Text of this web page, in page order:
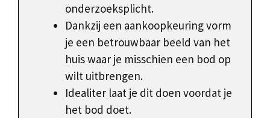
onderzoeksplicht.
Dankzij een aankoopkeuring vorm
je een betrouwbaar beeld van het
huis waar je misschien een bod op
wilt uitbrengen.
Idealiter laat je dit doen voordat je
het bod doet.